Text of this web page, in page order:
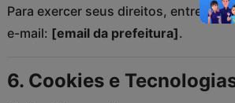
Para exercer seus direitos, entre em
e-mail: [email da prefeitura].
6. Cookies e